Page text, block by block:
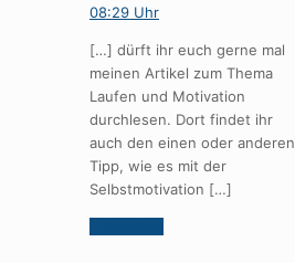
08:29 Uhr
[…] dürft ihr euch gerne mal
meinen Artikel zum Thema
Laufen und Motivation
durchlesen. Dort findet ihr
auch den einen oder anderen
Tipp, wie es mit der
Selbstmotivation […]